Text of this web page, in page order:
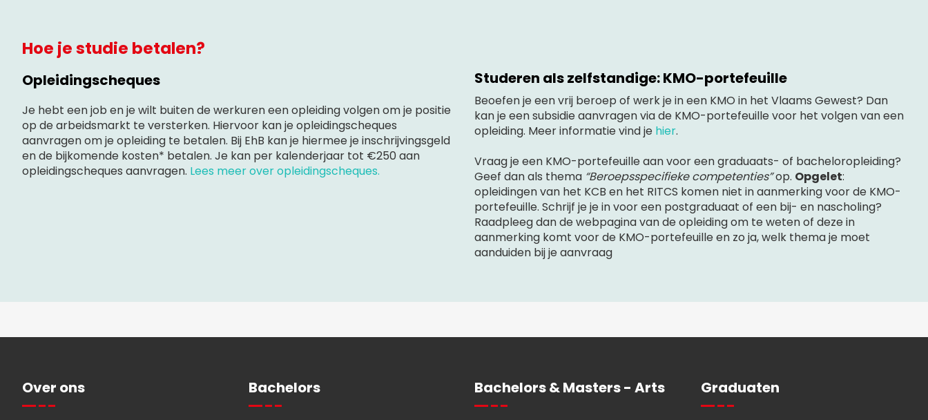
Hoe je studie betalen?
Opleidingscheques
Je hebt een job en je wilt buiten de werkuren een opleiding volgen om je positie
op de arbeidsmarkt te versterken. Hiervoor kan je opleidingscheques
aanvragen om je opleiding te betalen. Bij EhB kan je hiermee je inschrijvingsgeld
en de bijkomende kosten* betalen. Je kan per kalenderjaar tot €250 aan
opleidingscheques aanvragen. Lees meer over opleidingscheques.
Studeren als zelfstandige: KMO-portefeuille
Beoefen je een vrij beroep of werk je in een KMO in het Vlaams Gewest? Dan
kan je een subsidie aanvragen via de KMO-portefeuille voor het volgen van een
opleiding. Meer informatie vind je hier.
Vraag je een KMO-portefeuille aan voor een graduaats- of bacheloropleiding?
Geef dan als thema “Beroepsspecifieke competenties”op. Opgelet:
opleidingen van het KCB en het RITCS komen niet in aanmerking voor de KMO-
portefeuille. Schrijf je je in voor een postgraduaat of een bij- en nascholing?
Raadpleeg dan de webpagina van de opleiding om te weten of deze in
aanmerking komt voor de KMO-portefeuille en zo ja, welk thema je moet
aanduiden bij je aanvraag
Over ons Bachelors Bachelors & Masters - Arts Graduaten